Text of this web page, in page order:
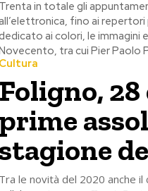
Trenta in totale gli
fino ai repertori
ai colori, le immagini
tra cui Pier Paolo
Cultura
Foligno,
prime
Tra le novità del 2020 anche il